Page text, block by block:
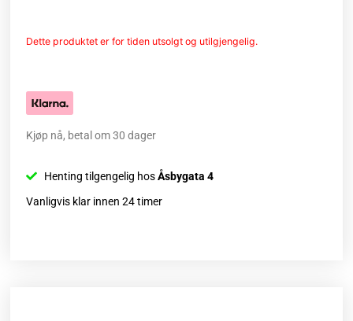
Dette produktet er for tiden utsolgt og utilgjengelig.
Kjøp nå, betal om 30 dager
Henting tilgengelig hosÅsbygata 4
Vanligvis klar innen 24 timer